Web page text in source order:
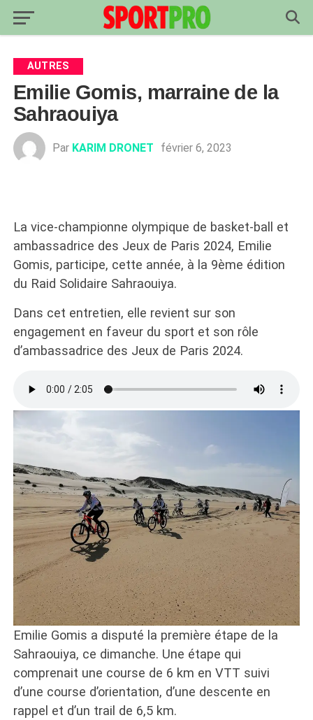
AUTRES
Emilie Gomis, marraine de la
Sahraouiya
Par KARIM DRONET février 6, 2023
La vice-championne olympique de basket-ball et
ambassadrice des Jeux de Paris 2024, Emilie
Gomis, participe, cette année, à la 9ème édition
du Raid Solidaire Sahraouiya.
Dans cet entretien, elle revient sur son
engagement en faveur du sport et son rôle
d’ambassadrice des Jeux de Paris 2024.
Emilie Gomis a disputé la première étape de la
Sahraouiya, ce dimanche. Une étape qui
comprenait une course de 6 km en VTT suivi
d’une course d’orientation, d’une descente en
rappel et d’un trail de 6,5 km.